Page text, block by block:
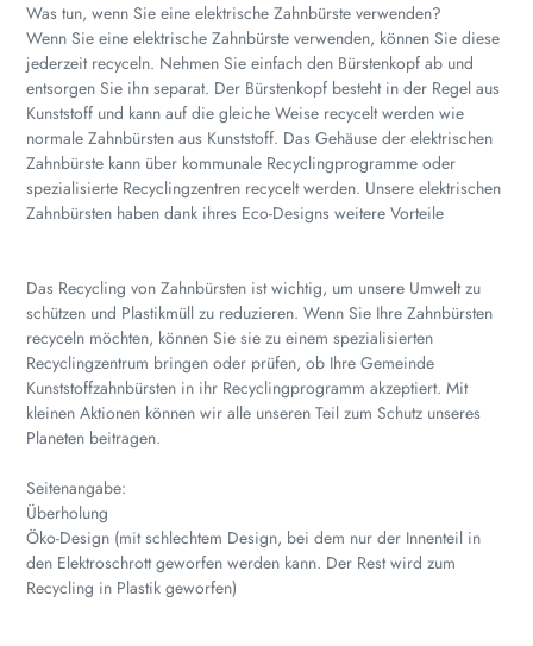
Was tun, wenn Sie eine elektrische Zahnbürste verwenden?
Wenn Sie eine elektrische Zahnbürste verwenden, können Sie diese
jederzeit recyceln. Nehmen Sie einfach den Bürstenkopf ab und
entsorgen Sie ihn separat. Der Bürstenkopf besteht in der Regel aus
Kunststoff und kann auf die gleiche Weise recycelt werden wie
normale Zahnbürsten aus Kunststoff. Das Gehäuse der elektrischen
Zahnbürste kann über kommunale Recyclingprogramme oder
spezialisierte Recyclingzentren recycelt werden. Unsere elektrischen
Zahnbürsten haben dank ihres Eco-Designs weitere Vorteile
Das Recycling von Zahnbürsten ist wichtig, um unsere Umwelt zu
schützen und Plastikmüll zu reduzieren. Wenn Sie Ihre Zahnbürsten
recyceln möchten, können Sie sie zu einem spezialisierten
Recyclingzentrum bringen oder prüfen, ob Ihre Gemeinde
Kunststoffzahnbürsten in ihr Recyclingprogramm akzeptiert. Mit
kleinen Aktionen können wir alle unseren Teil zum Schutz unseres
Planeten beitragen.
Seitenangabe:
Überholung
Öko-Design (mit schlechtem Design, bei dem nur der Innenteil in
den Elektroschrott geworfen werden kann. Der Rest wird zum
Recycling in Plastik geworfen)